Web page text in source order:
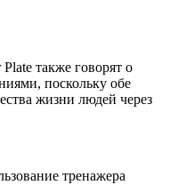
также говорят о
поскольку обе
жизни людей через
тренажера